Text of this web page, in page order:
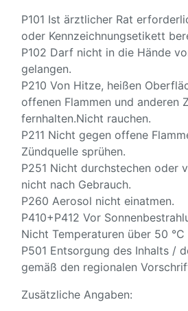
P101 Ist ärztlicher Rat
oder Kennzeichnungsetikett
P102 Darf nicht in die Hände
gelangen.
P210 Von Hitze, heißen
offenen Flammen und anderen
fernhalten.Nicht rauchen.
P211 Nicht gegen offene
Zündquelle sprühen.
P251 Nicht durchstechen oder
nicht nach Gebrauch.
P260 Aerosol nicht einatmen.
P410+P412 Vor
Nicht Temperaturen über 50 °C
P501 Entsorgung des Inhalts /
gemäß den regionalen
Zusätzliche Angaben: